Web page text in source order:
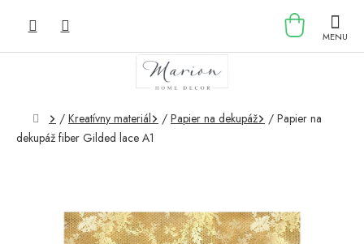
KOŠÍK
Domov
/ Kreatívny materiál / Papier na dekupáž / Papier na
dekupáž fiber Gilded lace A1